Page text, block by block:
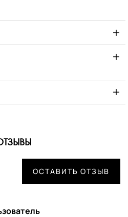
ОСТАВИТЬ ОТЗЫВ